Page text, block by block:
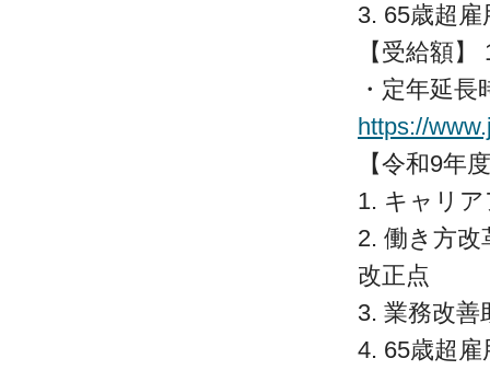
3. 65歳超
【受給額
・定年延
https://
【令和9年
1. キャリ
2. 働き方改
改正点
3. 業務改善
4. 65歳超